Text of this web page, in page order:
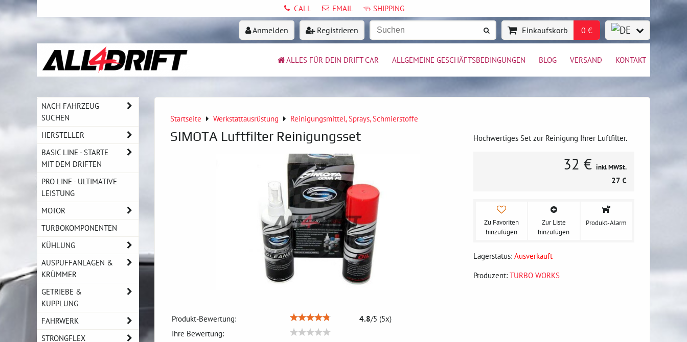
CALL EMAIL SHIPPING
Anmelden Registrieren Einkaufskorb 0 €
ALLES FÜR DEIN DRIFT CAR ALLGEMEINE GESCHÄFTSBEDINGUNGEN BLOG VERSAND KONTAKT
Startseite Werkstattausrüstung Reinigungsmittel, Sprays, Schmierstoffe
SIMOTA Luftfilter Reinigungsset
Produkt-Bewertung: 4.8/5 (5x)
Ihre Bewertung:
Hochwertiges Set zur Reinigung Ihrer Luftfilter.
32 € inkl MWSt.
27 €
Zu Favoriten
hinzufügen
Zur Liste
hinzufügen
Produkt-Alarm
Lagerstatus: Ausverkauft
Produzent: TURBO WORKS
NACH FAHRZEUG
SUCHEN
HERSTELLER
BASIC LINE - STARTE
MIT DEM DRIFTEN
PRO LINE - ULTIMATIVE
LEISTUNG
MOTOR
TURBOKOMPONENTEN
KÜHLUNG
AUSPUFFANLAGEN &
KRÜMMER
GETRIEBE &
KUPPLUNG
FAHRWERK
STRONGFLEX